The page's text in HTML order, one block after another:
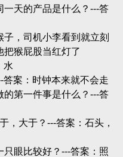
天的产品是什么？---答
，司机小李看到就立刻
把猴屁股当红灯了
水
案：时钟本来就不会走
第一件事是什么？---答
，大于？---答案：石头，
眼比较好？---答案：照